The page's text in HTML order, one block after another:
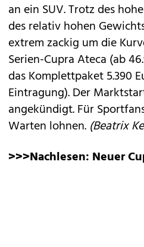
an ein SUV. Trotz des
des relativ hohen
extrem zackig um die
Serien-­Cupra Ateca (ab
das Komplettpaket 5.390
Eintragung). Der
angekündigt. Für
Warten lohnen. (Beatrix
>>>Nachlesen: Neuer